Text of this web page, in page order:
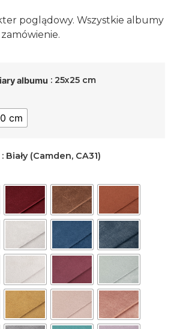
poglądowy. Wszystkie albumy
albumu : 25x25 cm
cm
: Biały (Camden, CA31)